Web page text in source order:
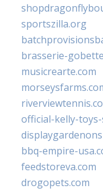
sportszilla.org
brasserie-
musicrearte.com
official-kelly-
bbq-empire-
feedstoreva.com
drogopets.com